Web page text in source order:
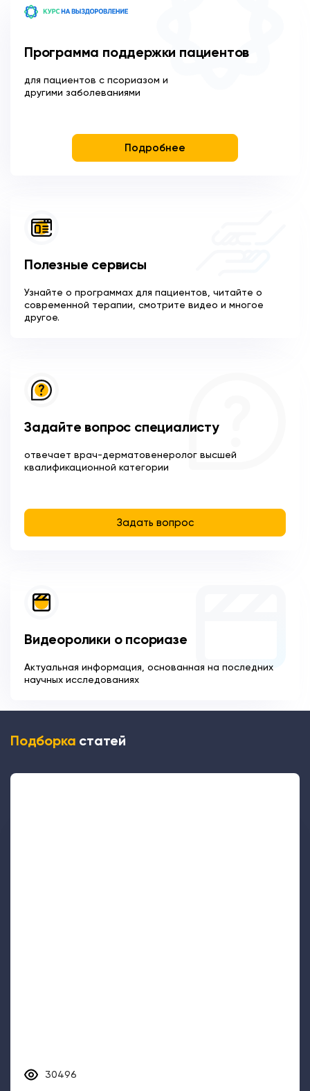
Программа поддержки пациентов
для пациентов с псориазом и
другими заболеваниями
Подробнее
Полезные сервисы
Узнайте о программах для пациентов, читайте о
современной терапии, смотрите видео и многое
другое.
Задайте вопрос специалисту
отвечает врач-дерматовенеролог высшей
квалификационной категории
Задать вопрос
Видеоролики о псориазе
Актуальная информация, основанная на последних
научных исследованиях
Подборка статей
30496